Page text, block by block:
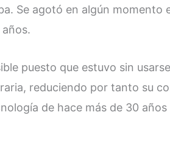
Se agotó en algún momento
puesto que estuvo sin
reduciendo por tanto su
de hace más de 30